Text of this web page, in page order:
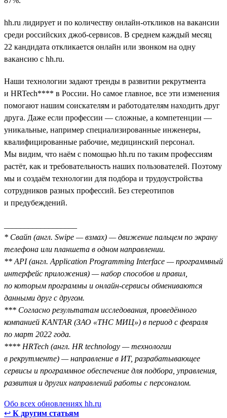
hh.ru лидирует и по количеству онлайн-откликов на вакансии
среди российских джоб-сервисов. В среднем каждый месяц
22 кандидата откликается онлайн или звонком на одну
вакансию с hh.ru.
Наши технологии задают тренды в развитии рекрутмента
и HRTech**** в России. Но самое главное, все эти изменения
помогают нашим соискателям и работодателям находить друг
друга. Даже если профессии — сложные, а компетенции —
уникальные, например специализированные инженеры,
квалифицированные рабочие, медицинский персонал.
Мы видим, что наём с помощью hh.ru по таким профессиям
растёт, как и требовательность наших пользователей. Поэтому
мы и создаём технологии для подбора и трудоустройства
сотрудников разных профессий. Без стереотипов
и предубеждений.
* Свайп (англ. Swipe — взмах) — движение пальцем по экрану
телефона или планшета в одном направлении.
** API (англ. Application Programming Interface — программный
интерфейс приложения) — набор способов и правил,
по которым программы и онлайн-сервисы обмениваются
данными друг с другом.
*** Согласно результатам исследования, проведённого
компанией KANTAR (ЗАО «ТНС МИЦ») в период с февраля
по март 2022 года.
**** HRTech (англ. HR technology — технологии
в рекрутменте) — направление в ИТ, разрабатывающее
сервисы и программное обеспечение для подбора, управления,
развития и других направлений работы с персоналом.
Обо всех обновлениях hh.ru
↩ К другим статьям